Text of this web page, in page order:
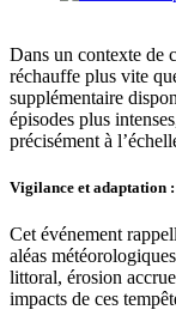
Dans un contexte de
réchauffe plus vite
supplémentaire
épisodes plus
précisément à
Vigilance et adaptation
Cet événement
aléas
littoral, érosion
impacts de ces